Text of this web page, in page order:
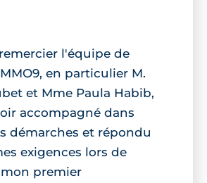
l'équipe de
en particulier M.
et Mme Paula Habib,
accompagné dans
démarches et répondu
exigences lors de
premier